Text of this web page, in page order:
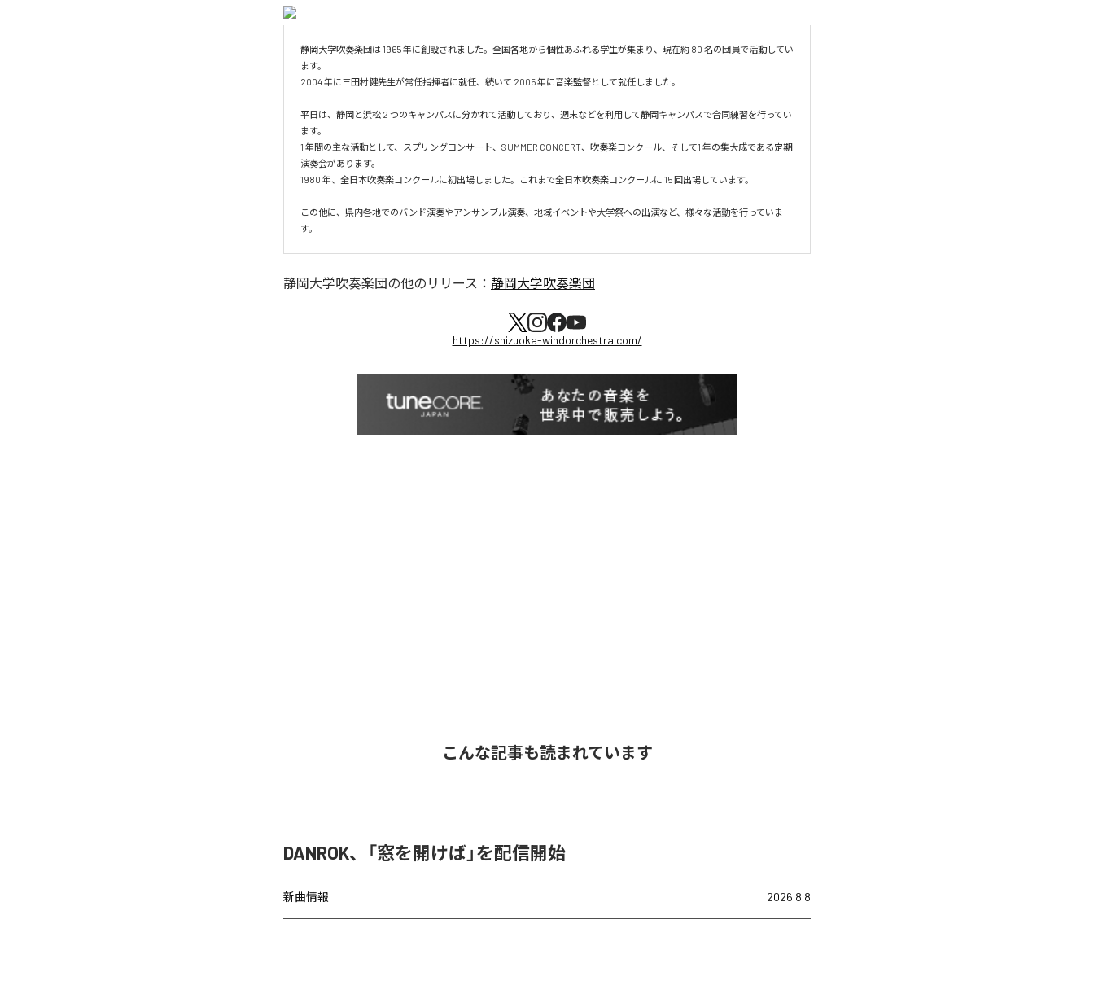
静岡大学吹奏楽団は 1965 年に創設されました。全国各地から個性あふれる学生が集まり、現在約 80 名の団員で活動してい
ます。
2004 年に三田村健先生が常任指揮者に就任、続いて 2005 年に音楽監督として就任しました。
平日は、静岡と浜松 2 つのキャンパスに分かれて活動しており、週末などを利用して静岡キャンパスで合同練習を行ってい
ます。
1 年間の主な活動として、スプリングコンサート、SUMMER CONCERT、吹奏楽コンクール、そして1 年の集大成である定期
演奏会があります。
1980 年、全日本吹奏楽コンクールに初出場しました。これまで全日本吹奏楽コンクールに 15 回出場しています。
この他に、県内各地でのバンド演奏やアンサンブル演奏、地域イベントや大学祭への出演など、様々な活動を行っていま
す。
静岡大学吹奏楽団の他のリリース： 静岡大学吹奏楽団
https://shizuoka-windorchestra.com/
こんな記事も読まれています
DANROK、「窓を開けば」を配信開始
新曲情報 2026.8.8